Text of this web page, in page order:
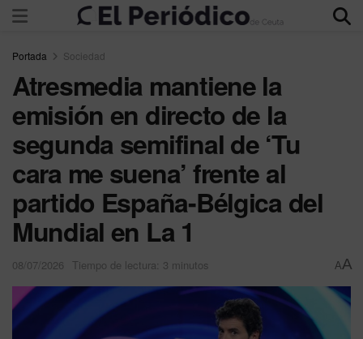
Portada Sociedad
Atresmedia mantiene la
emisión en directo de la
segunda semifinal de ‘Tu
cara me suena’ frente al
partido España-Bélgica del
Mundial en La 1
08/07/2026 Tiempo de lectura: 3 minutos AA